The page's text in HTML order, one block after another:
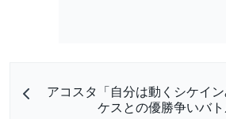
アコスタ「自分は動くシケイ
ケスとの優勝争いバ